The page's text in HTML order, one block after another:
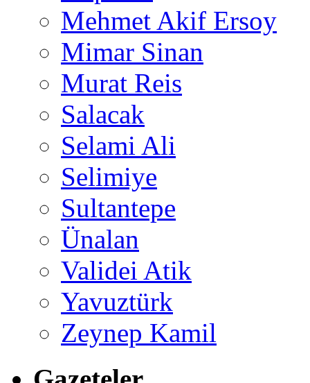
Mehmet Akif Ersoy
Mimar Sinan
Murat Reis
Salacak
Selami Ali
Selimiye
Sultantepe
Ünalan
Validei Atik
Yavuztürk
Zeynep Kamil